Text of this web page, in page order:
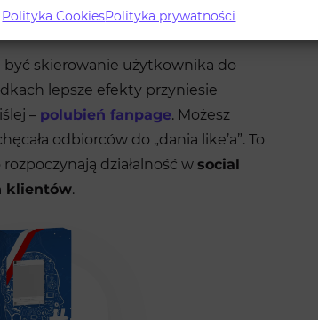
Polityka CookiesPolityka prywatności
skierowanie użytkownika do
lepsze efekty przyniesie
– polubień fanpage. Możesz
odbiorców do „dania like’a”. To
działalność w social
klientów.